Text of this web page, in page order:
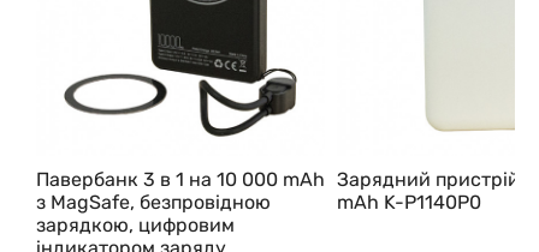
Павербанк 3 в 1 на 10 000 mAh
з MagSafe, безпровідною
зарядкою, цифровим
індикатором заряду,
Зарядний пристрій
mAh K-P1140P0